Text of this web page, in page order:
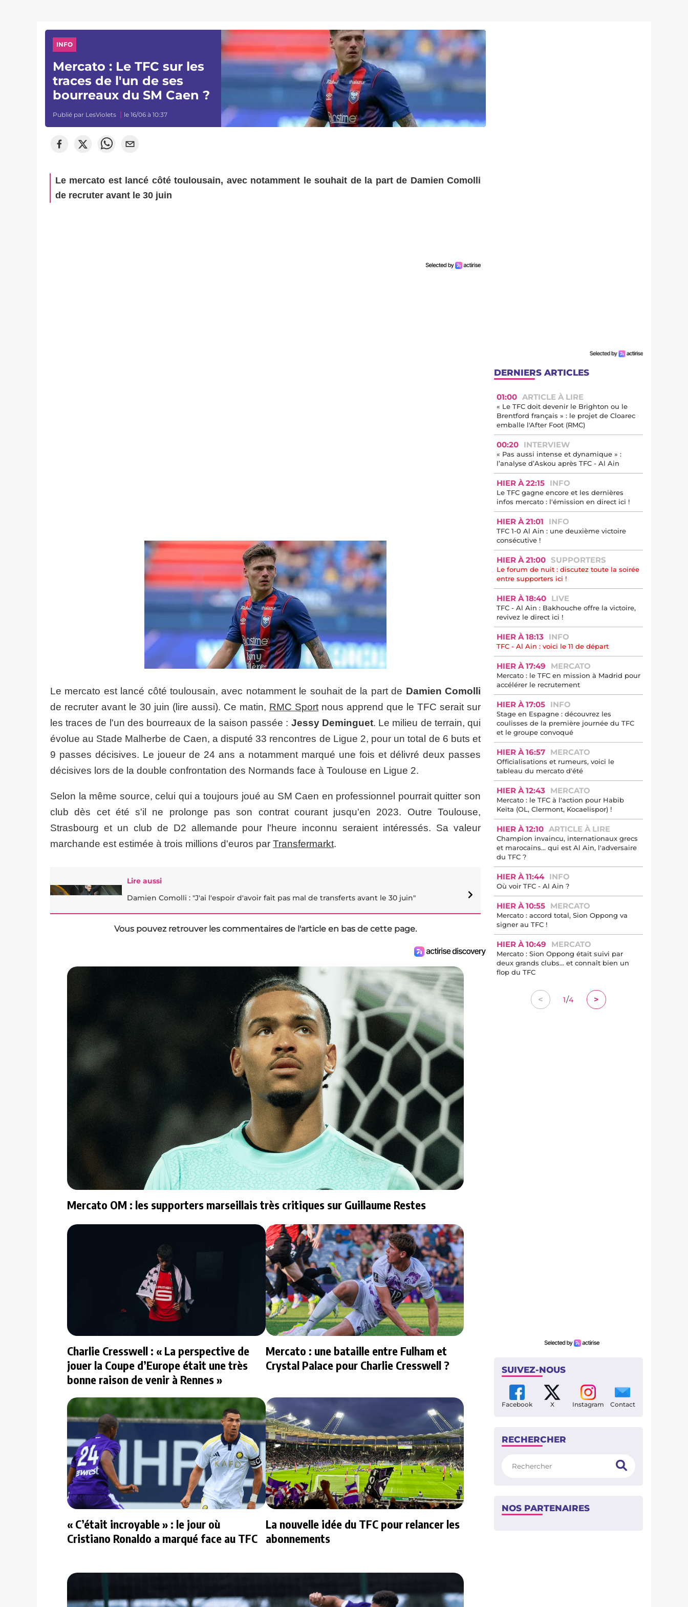
INFO
Mercato : Le TFC sur les
traces de l'un de ses
bourreaux du SM Caen ?
Publié par LesViolets le 16/06 à 10:37
Le mercato est lancé côté toulousain, avec notamment le souhait de la part de Damien Comolli
de recruter avant le 30 juin
Le mercato est lancé côté toulousain, avec notamment le souhait de la part de Damien Comolli
de recruter avant le 30 juin (lire aussi). Ce matin, RMC Sport nous apprend que le TFC serait sur
les traces de l'un des bourreaux de la saison passée : Jessy Deminguet. Le milieu de terrain, qui
évolue au Stade Malherbe de Caen, a disputé 33 rencontres de Ligue 2, pour un total de 6 buts et
9 passes décisives. Le joueur de 24 ans a notamment marqué une fois et délivré deux passes
décisives lors de la double confrontation des Normands face à Toulouse en Ligue 2.
Selon la même source, celui qui a toujours joué au SM Caen en professionnel pourrait quitter son
club dès cet été s'il ne prolonge pas son contrat courant jusqu'en 2023. Outre Toulouse,
Strasbourg et un club de D2 allemande pour l'heure inconnu seraient intéressés. Sa valeur
marchande est estimée à trois millions d'euros par Transfermarkt.
Lire aussi
Damien Comolli : "J'ai l'espoir d'avoir fait pas mal de transferts avant le 30 juin"
Vous pouvez retrouver les commentaires de l'article en bas de cette page.
Mercato OM : les supporters marseillais très critiques sur Guillaume Restes
Charlie Cresswell : « La perspective de
jouer la Coupe d’Europe était une très
bonne raison de venir à Rennes »
Mercato : une bataille entre Fulham et
Crystal Palace pour Charlie Cresswell ?
« C’était incroyable » : le jour où
Cristiano Ronaldo a marqué face au TFC
La nouvelle idée du TFC pour relancer les
abonnements
DERNIERS ARTICLES
01:00 ARTICLE À LIRE
« Le TFC doit devenir le Brighton ou le
Brentford français » : le projet de Cloarec
emballe l'After Foot (RMC)
00:20 INTERVIEW
« Pas aussi intense et dynamique » :
l’analyse d’Askou après TFC - Al Ain
HIER À 22:15 INFO
Le TFC gagne encore et les dernières
infos mercato : l'émission en direct ici !
HIER À 21:01 INFO
TFC 1-0 Al Ain : une deuxième victoire
consécutive !
HIER À 21:00 SUPPORTERS
Le forum de nuit : discutez toute la soirée
entre supporters ici !
HIER À 18:40 LIVE
TFC - Al Ain : Bakhouche offre la victoire,
revivez le direct ici !
HIER À 18:13 INFO
TFC - Al Ain : voici le 11 de départ
HIER À 17:49 MERCATO
Mercato : le TFC en mission à Madrid pour
accélérer le recrutement
HIER À 17:05 INFO
Stage en Espagne : découvrez les
coulisses de la première journée du TFC
et le groupe convoqué
HIER À 16:57 MERCATO
Officialisations et rumeurs, voici le
tableau du mercato d'été
HIER À 12:43 MERCATO
Mercato : le TFC à l'action pour Habib
Keïta (OL, Clermont, Kocaelispor) !
HIER À 12:10 ARTICLE À LIRE
Champion invaincu, internationaux grecs
et marocains… qui est Al Ain, l'adversaire
du TFC ?
HIER À 11:44 INFO
Où voir TFC - Al Ain ?
HIER À 10:55 MERCATO
Mercato : accord total, Sion Oppong va
signer au TFC !
HIER À 10:49 MERCATO
Mercato : Sion Oppong était suivi par
deux grands clubs... et connaît bien un
flop du TFC
< 1/4 >
SUIVEZ-NOUS
Facebook X Instagram Contact
RECHERCHER
NOS PARTENAIRES